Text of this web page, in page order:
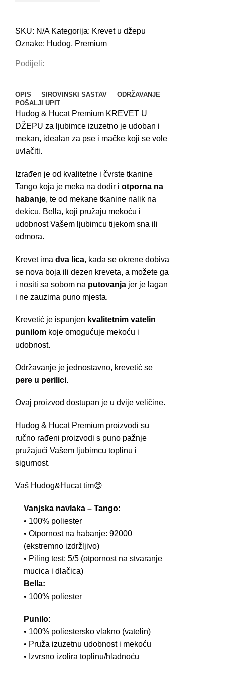
丨
Smeđa
SKU: N/A Kategorija: Krevet u džepu
Oznake: Hudog, Premium
Podijeli:
OPIS SIROVINSKI SASTAV
ODRŽAVANJE
POŠALJI UPIT
Hudog & Hucat Premium KREVET U
DŽEPU za ljubimce izuzetno je udoban i
mekan, idealan za pse i mačke koji se vole
uvlačiti.
Izrađen je od kvalitetne i čvrste tkanine
Tango koja je meka na dodir i otporna na
habanje, te od mekane tkanine nalik na
dekicu, Bella, koji pružaju mekoću i
udobnost Vašem ljubimcu tijekom sna ili
odmora.
Krevet ima dva lica, kada se okrene dobiva
se nova boja ili dezen kreveta, a možete ga
i nositi sa sobom na putovanja jer je lagan
i ne zauzima puno mjesta.
Krevetić je ispunjen kvalitetnim vatelin
punilom koje omogućuje mekoću i
udobnost.
Održavanje je jednostavno, krevetić se
pere u perilici.
Ovaj proizvod dostupan je u dvije veličine.
Hudog & Hucat Premium proizvodi su
ručno rađeni proizvodi s puno pažnje
pružajući Vašem ljubimcu toplinu i
sigurnost.
Vaš Hudog&Hucat tim😊
Vanjska navlaka – Tango:
• 100% poliester
• Otpornost na habanje: 92000
(ekstremno izdržljivo)
• Piling test: 5/5 (otpornost na stvaranje
mucica i dlačica)
Bella:
• 100% poliester
Punilo:
• 100% poliestersko vlakno (vatelin)
• Pruža izuzetnu udobnost i mekoću
• Izvrsno izolira toplinu/hladnoću